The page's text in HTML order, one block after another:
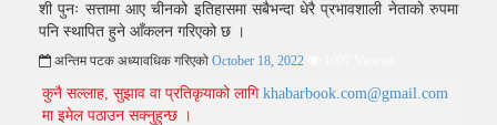
शी पुनः सत्तामा आए चीनको इतिहासमा सबैभन्दा धेरै प्रभावशाली नेताको रुपमा
पनि स्थापित हुने आँकलन गरिएको छ ।
अन्तिम पटक अध्यावधिक गरिएको October 18, 2022
कुनै सल्लाह, सुझाव वा प्रतिकृयाको लागि khabarbook.com@gmail.com
मा इमेल पठाउन सक्नुहुन्छ ।